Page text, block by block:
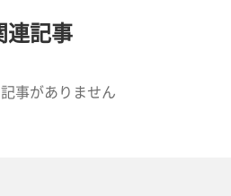
連記事
事がありません